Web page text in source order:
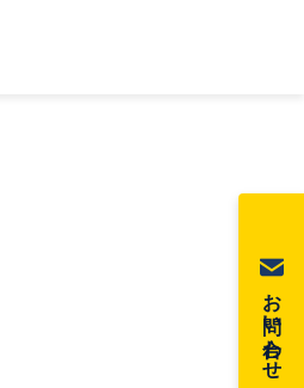
お問い合わせ